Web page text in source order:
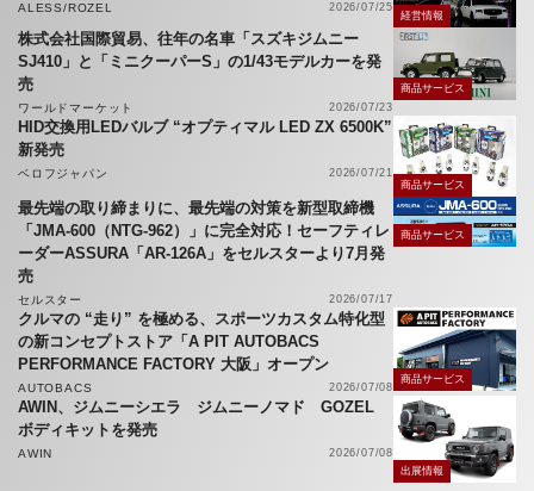
ALESS/ROZEL 2026/07/25
経営情報
株式会社国際貿易、往年の名車「スズキジムニー
SJ410」と「ミニクーパーS」の1/43モデルカーを発
売
ワールドマーケット 2026/07/23
商品サービス
HID交換用LEDバルブ “オプティマル LED ZX 6500K”
新発売
ベロフジャパン
2026/07/21
商品サービス
最先端の取り締まりに、最先端の対策を新型取締機
「JMA-600（NTG-962）」に完全対応！セーフティレ
ーダーASSURA「AR-126A」をセルスターより7月発
売
セルスター 2026/07/17
商品サービス
クルマの “走り” を極める、スポーツカスタム特化型
の新コンセプトストア「A PIT AUTOBACS
PERFORMANCE FACTORY 大阪」オープン
AUTOBACS 2026/07/08
商品サービス
AWIN、ジムニーシエラ ジムニーノマド GOZEL
ボディキットを発売
AWIN
2026/07/08
出展情報